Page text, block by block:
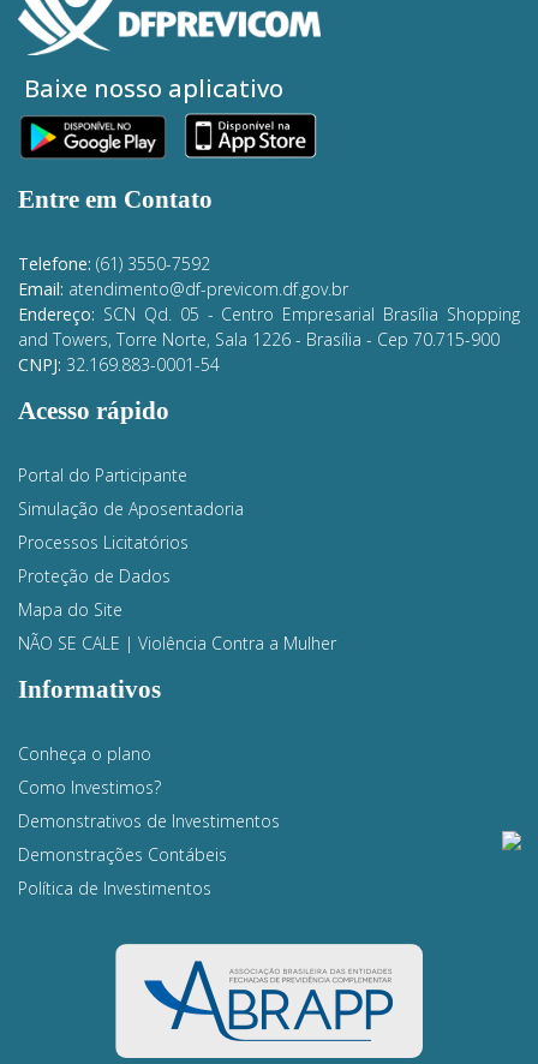
Baixe nosso aplicativo
Entre em Contato
Telefone: (61) 3550-7592
Email: atendimento@df-previcom.df.gov.br
Endereço: SCN Qd. 05 - Centro Empresarial Brasília Shopping
and Towers, Torre Norte, Sala 1226 - Brasília - Cep 70.715-900
CNPJ: 32.169.883-0001-54
Acesso rápido
Portal do Participante
Simulação de Aposentadoria
Processos Licitatórios
Proteção de Dados
Mapa do Site
NÃO SE CALE | Violência Contra a Mulher
Informativos
Conheça o plano
Como Investimos?
Demonstrativos de Investimentos
Demonstrações Contábeis
Política de Investimentos